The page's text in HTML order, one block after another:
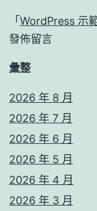
「 WordPress 示
發佈留言
彙整
2026 年 8 月
2026 年 7 月
2026 年 6 月
2026 年 5 月
2026 年 4 月
2026 年 3 月